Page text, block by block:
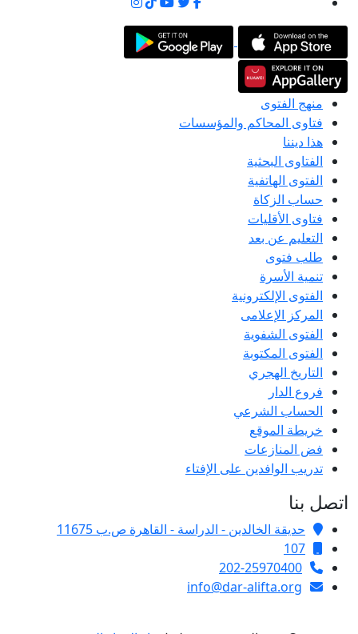
منهج الفتوى
فتاوى المحاكم والمؤسسات
هذا ديننا
الفتاوى البحثية
الفتوى الهاتفية
حساب الزكاة
فتاوى الأقليات
التعليم عن بعد
طلب فتوى
تنمية الأسرة
الفتوى الإلكترونية
المركز الإعلامى
الفتوى الشفوية
الفتوى المكتوبة
التاريخ الهجري
فروع الدار
الحساب الشرعي
خريطة الموقع
فض المنازعات
تدريب الوافدين على الإفتاء
اتصل بنا
حديقة الخالدين - الدراسة - القاهرة ص.ب 11675
107
202-25970400
info@dar-alifta.org